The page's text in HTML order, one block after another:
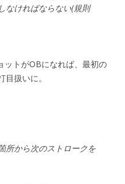
なければならない(規則
ットがOBになれば、最初の
扱いに。
から次のストロークを